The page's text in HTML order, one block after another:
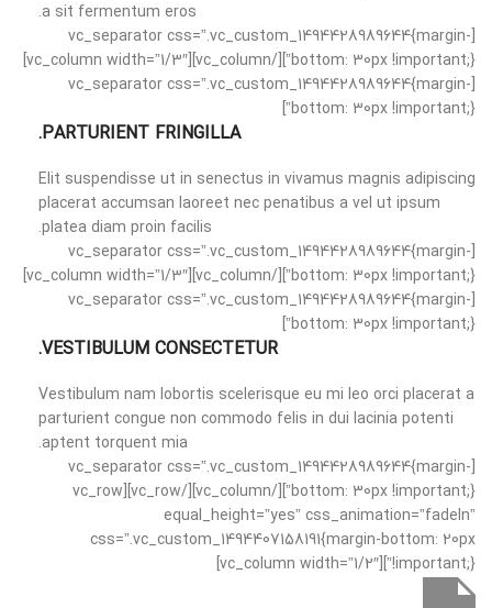
a sit fermentum eros.
[vc_separator css=”.vc_custom_1494428989644{margin-
bottom: 30px !important;}”][/vc_column][vc_column width=”1/3″]
[vc_separator css=”.vc_custom_1494428989644{margin-
bottom: 30px !important;}”]
PARTURIENT FRINGILLA.
Elit suspendisse ut in senectus in vivamus magnis adipiscing
placerat accumsan laoreet nec penatibus a vel ut ipsum
platea diam proin facilis.
[vc_separator css=”.vc_custom_1494428989644{margin-
bottom: 30px !important;}”][/vc_column][vc_column width=”1/3″]
[vc_separator css=”.vc_custom_1494428989644{margin-
bottom: 30px !important;}”]
VESTIBULUM CONSECTETUR.
Vestibulum nam lobortis scelerisque eu mi leo orci placerat a
parturient congue non commodo felis in dui lacinia potenti
aptent torquent mia.
[vc_separator css=”.vc_custom_1494428989644{margin-
bottom: 30px !important;}”][/vc_column][/vc_row][vc_row
equal_height=”yes” css_animation=”fadeIn”
css=”.vc_custom_1494407158191{margin-bottom: 20px
!important;}”][vc_column width=”1/2″]